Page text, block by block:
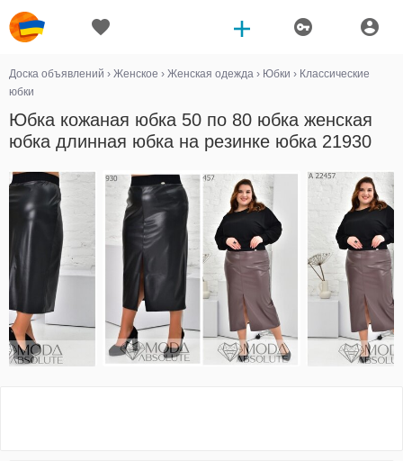
Доска объявлений › Женское › Женская одежда › Юбки › Классические
юбки
Юбка кожаная юбка 50 по 80 юбка женская
юбка длинная юбка на резинке юбка 21930